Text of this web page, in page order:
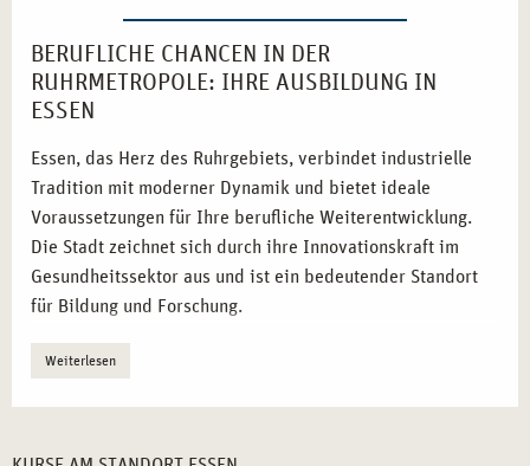
BERUFLICHE CHANCEN IN DER
RUHRMETROPOLE: IHRE AUSBILDUNG IN
ESSEN
Essen, das Herz des Ruhrgebiets, verbindet industrielle
Tradition mit moderner Dynamik und bietet ideale
Voraussetzungen für Ihre berufliche Weiterentwicklung.
Die Stadt zeichnet sich durch ihre Innovationskraft im
Gesundheitssektor aus und ist ein bedeutender Standort
für Bildung und Forschung.
Industrie trifft Innovation:
Wandel von der Industriekultur zur
Weiterlesen